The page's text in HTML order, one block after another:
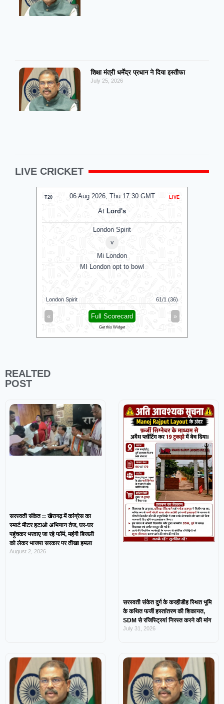
शिक्षा मंत्री धर्मेंद्र प्रधान ने दिया इस्तीफा
July 25, 2026
LIVE CRICKET
06 Aug 2026, Thu 17:30 GMT
T20 LIVE
At Lord's
London Spirit
v
Mi London
MI London opt to bowl
London Spirit 61/1 (36)
« »
Full Scorecard
Get this Widget
REALTED
POST
सरस्वती संकेत :: खैरागढ़ में कांग्रेस का
स्मार्ट मीटर हटाओ अभियान तेज, घर-घर
पहुंचकर भरवाए जा रहे फॉर्म, महंगी बिजली
को लेकर भाजपा सरकार पर तीखा हमला
August 2, 2026
सरस्वती संकेत दुर्ग के करहीडीह स्थित भूमि
के कथित फर्जी हस्तांतरण की शिकायत,
SDM से रजिस्ट्रियां निरस्त करने की मांग
July 31, 2026